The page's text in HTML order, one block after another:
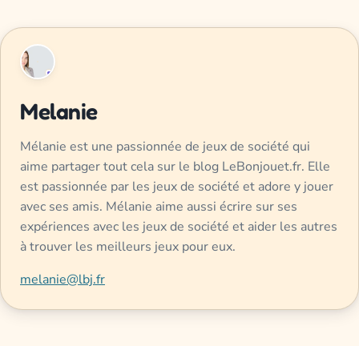
Melanie
Mélanie est une passionnée de jeux de société qui
aime partager tout cela sur le blog LeBonjouet.fr. Elle
est passionnée par les jeux de société et adore y jouer
avec ses amis. Mélanie aime aussi écrire sur ses
expériences avec les jeux de société et aider les autres
à trouver les meilleurs jeux pour eux.
melanie@lbj.fr